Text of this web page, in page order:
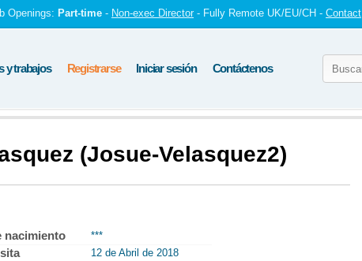
Openings: Part-time - Non-exec Director - Fully Remote UK/EU/CH - Contact
y trabajos Registrarse Iniciar sesión Contáctenos
(Josue-Velasquez2)
nacimiento ***
12 de Abril de 2018